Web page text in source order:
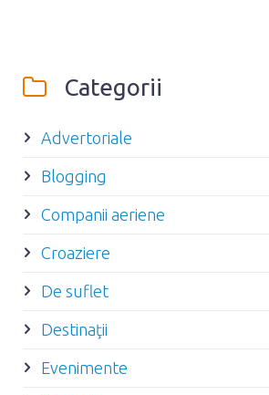
Categorii
Advertoriale
Blogging
Companii aeriene
Croaziere
De suflet
Destinaţii
Evenimente